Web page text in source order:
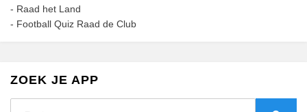
- Raad het Land
- Football Quiz Raad de Club
ZOEK JE APP